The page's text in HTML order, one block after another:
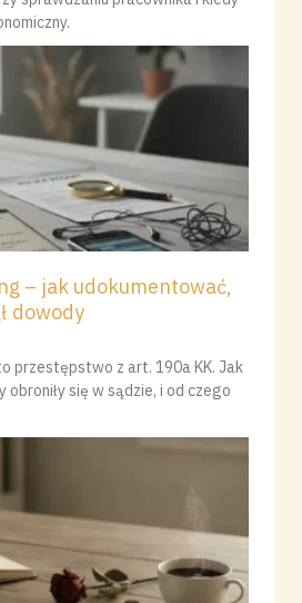
– jak udokumentować,
dowody
przestępstwo z art. 190a KK. Jak
obroniły się w sądzie, i od czego